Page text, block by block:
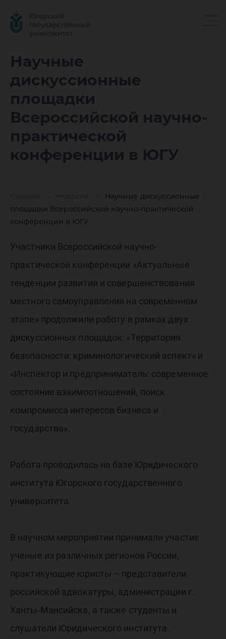
Научные
дискуссионные
площадки
Всероссийской научно-
практической
конференции в ЮГУ
Научные дискуссионные
площадки Всероссийской научно-практической
конференции в ЮГУ
научно-
ЮГУ
Участники Всероссийской научно-
практической конференции «Актуальные
тенденции развития и совершенствования
местного самоуправления на современном
этапе» продолжили работу в рамках двух
дискуссионных площадок: «Территория
безопасности: криминологический аспект» и
«Инспектор и предприниматель: современное
состояние взаимоотношений, поиск
компромисса интересов бизнеса и
государства».
Работа проводилась на базе Юридического
института Югорского государственного
университета.
В научном мероприятии принимали участие
ученые из различных регионов России,
практикующие юристы – представители
российской адвокатуры, администрации г.
Ханты-Мансийска, а также студенты и
слушатели Юридического института.